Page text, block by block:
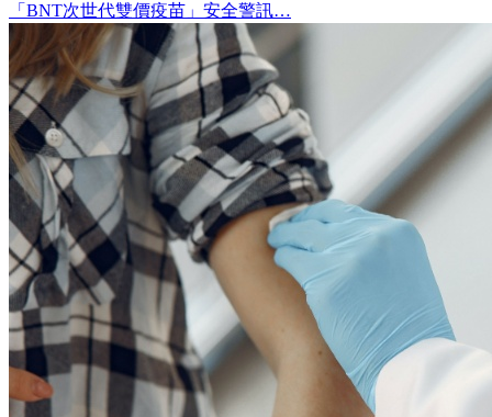
「BNT次世代雙價疫苗」安全警訊…